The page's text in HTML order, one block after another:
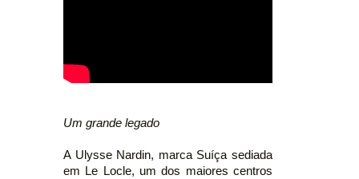
Um grande legado
A Ulysse Nardin, marca Suíça sediada
em Le Locle, um dos maiores centros